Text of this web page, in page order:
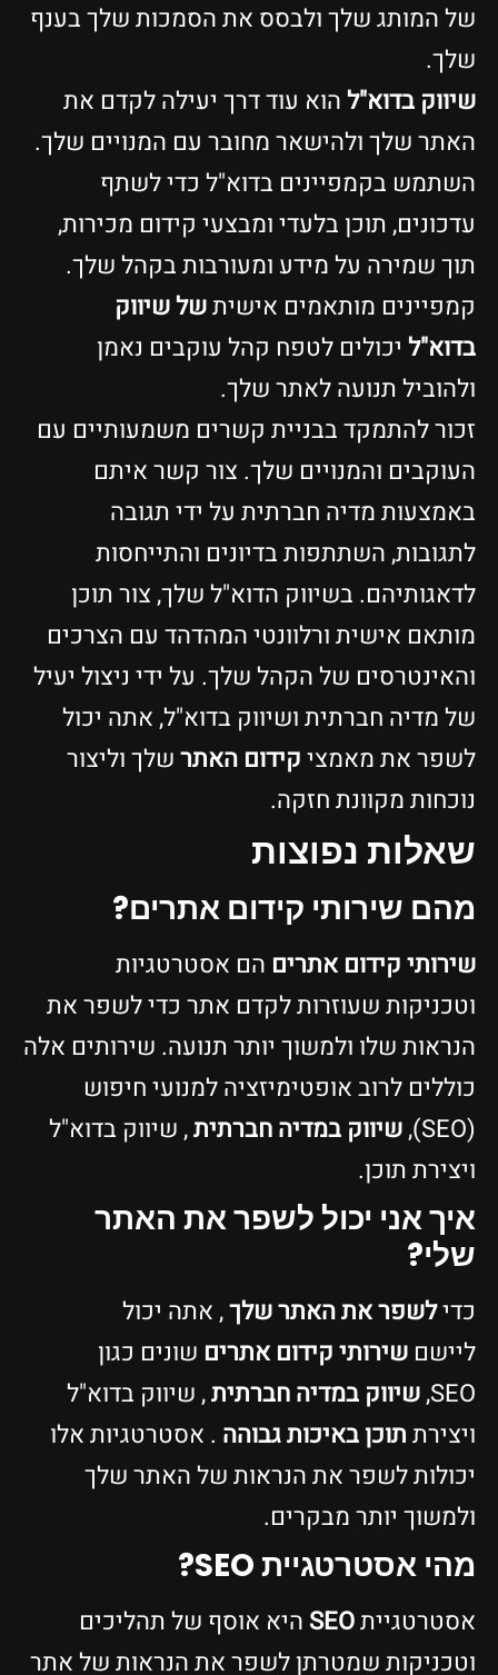
של המותג שלך ולבסס את הסמכות שלך בענף
שלך.
שיווק בדוא"להוא עוד דרך יעילה לקדם את
האתר שלך ולהישאר מחובר עם המנויים שלך.
השתמש בקמפיינים בדוא"ל כדי לשתף
עדכונים, תוכן בלעדי ומבצעי קידום מכירות,
תוך שמירה על מידע ומעורבות בקהל שלך.
קמפיינים מותאמים אישיתשל שיווק
בדוא"ל יכולים לטפח קהל עוקבים נאמן
ולהוביל תנועה לאתר שלך.
זכור להתמקד בבניית קשרים משמעותיים עם
העוקבים והמנויים שלך. צור קשר איתם
באמצעות מדיה חברתית על ידי תגובה
לתגובות, השתתפות בדיונים והתייחסות
לדאגותיהם. בשיווק הדוא"ל שלך, צור תוכן
מותאם אישית ורלוונטי המהדהד עם הצרכים
והאינטרסים של הקהל שלך. על ידי ניצול יעיל
של מדיה חברתית ושיווק בדוא"ל, אתה יכול
לשפר את מאמציקידום האתרשלך וליצור
נוכחות מקוונת חזקה.
שאלות נפוצות
מהם שירותי קידום אתרים?
שירותי קידום אתרים הם אסטרטגיות
וטכניקות שעוזרות לקדם אתר כדי לשפר את
הנראות שלו ולמשוך יותר תנועה. שירותים אלה
כוללים לרוב אופטימיזציה למנועי חיפוש
(SEO),
שיווק במדיה חברתית, שיווק בדוא"ל
ויצירת תוכן.
איך אני יכול לשפר את האתר
שלי?
כדילשפר את האתר שלך, אתה יכול
ליישם שירותי קידום אתרים שונים כגון
SEO, שיווק במדיה חברתית, שיווק בדוא"ל
ויצירתתוכן באיכות גבוהה . אסטרטגיות אלו
יכולות לשפר את הנראות של האתר שלך
ולמשוך יותר מבקרים.
מהי אסטרטגיית SEO?
אסטרטגייתSEO היא אוסף של תהליכים
וטכניקות שמטרתן לשפר את הנראות של אתר